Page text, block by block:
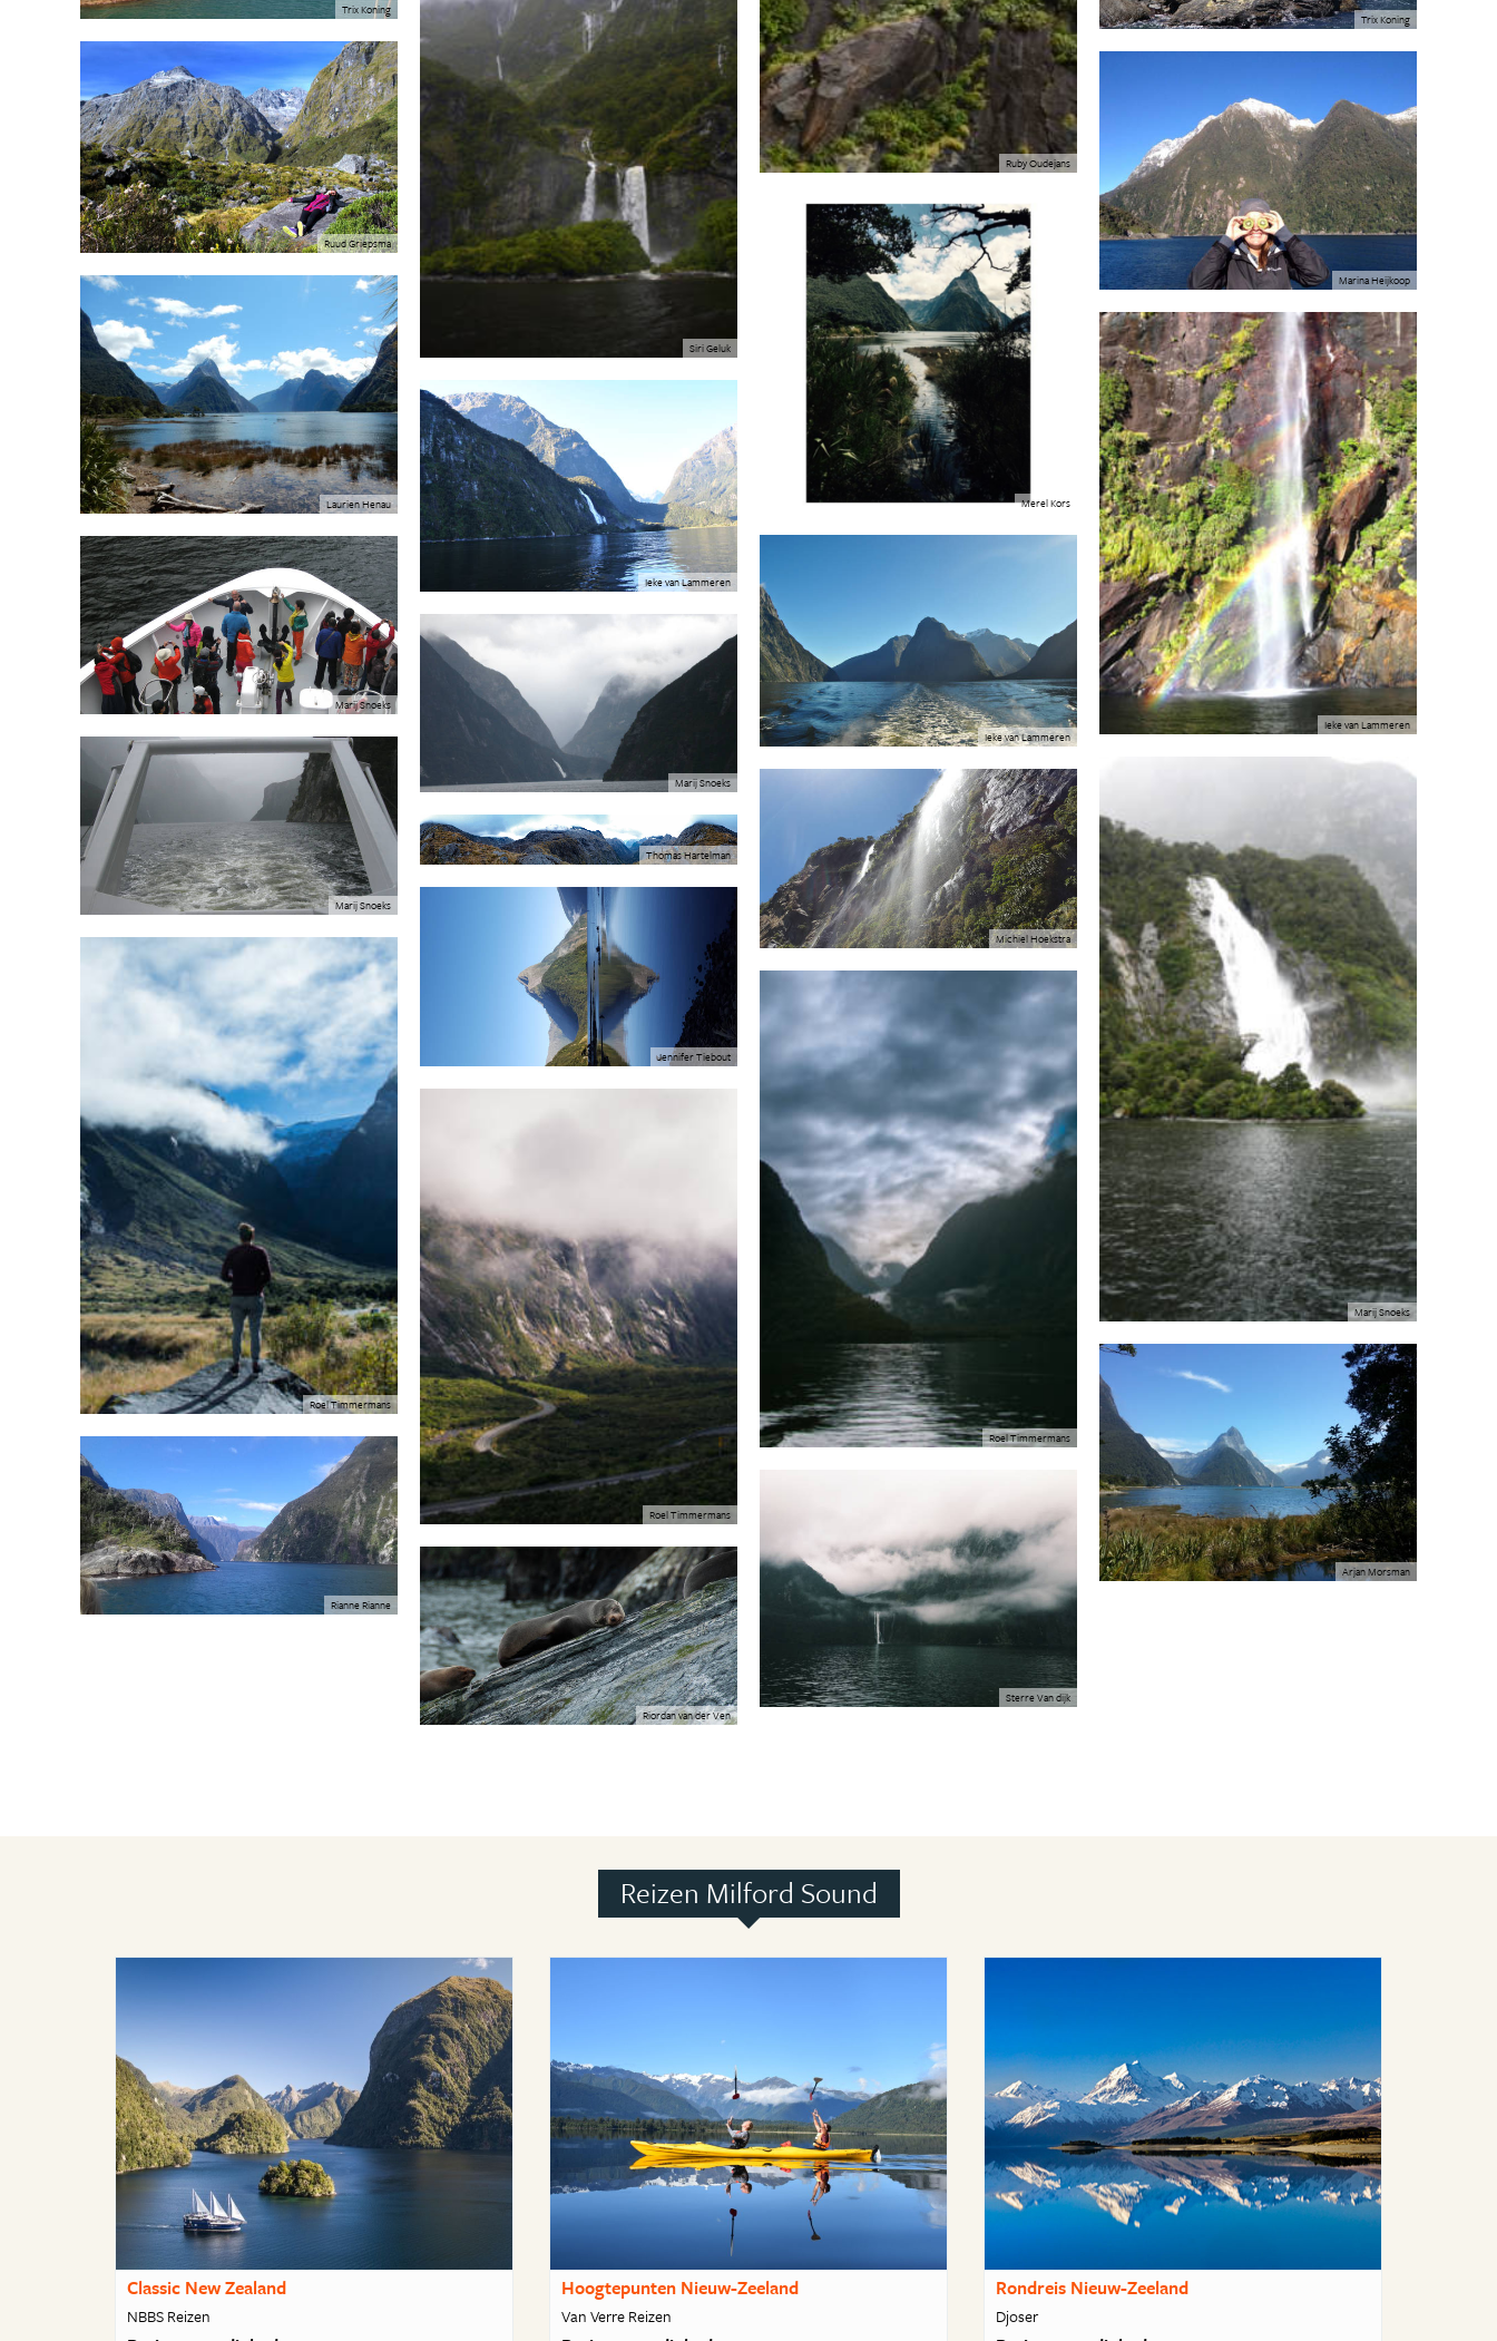
Ruby Oudejans
Trix Koning
Trix Koning
Siri Geluk
Ruud Griepsma
Marina Heijkoop
Merel Kors
Laurien Henau
Ieke van Lammeren
Ieke van Lammeren
Ieke van Lammeren
Marij Snoeks
Marij Snoeks
Marij Snoeks
Marij Snoeks
Michiel Hoekstra
Thomas Hartelman
Jennifer Tiebout
Roel Timmermans
Roel Timmermans
Roel Timmermans
Arjan Morsman
Rianne Rianne
Sterre Van dijk
Riordan van der Ven
Reizen Milford Sound
Classic New Zealand
NBBS Reizen
Hoogtepunten Nieuw-Zeeland
Van Verre Reizen
Rondreis Nieuw-Zeeland
Djoser